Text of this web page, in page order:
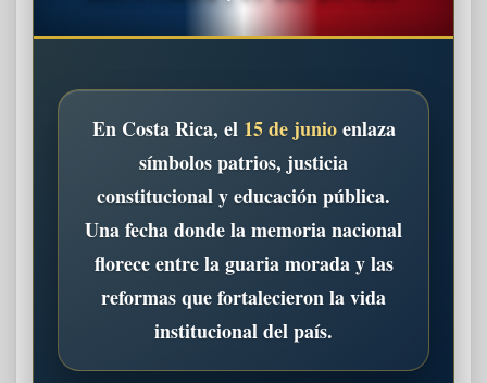
En Costa Rica, el 15 de junioenlaza
símbolos patrios, justicia
constitucional y educación pública.
Una fecha donde la memoria nacional
florece entre la guaria morada y las
reformas que fortalecieron la vida
institucional del país.